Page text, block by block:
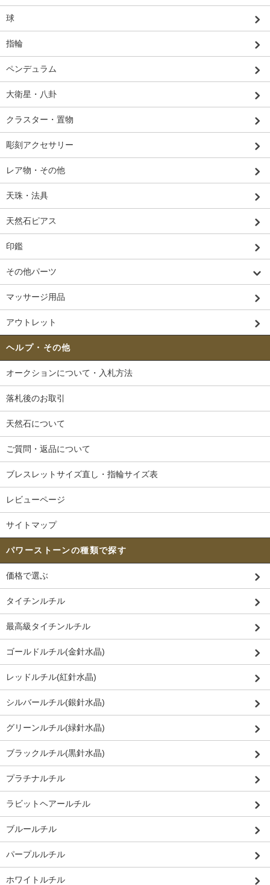
球
指輪
ペンデュラム
大衛星・八卦
クラスター・置物
彫刻アクセサリー
レア物・その他
天珠・法具
天然石ピアス
印鑑
その他パーツ
マッサージ用品
アウトレット
ヘルプ・その他
オークションについて・入札方法
落札後のお取引
天然石について
ご質問・返品について
ブレスレットサイズ直し・指輪サイズ表
レビューページ
サイトマップ
パワーストーンの種類で探す
価格で選ぶ
タイチンルチル
最高級タイチンルチル
ゴールドルチル(金針水晶)
レッドルチル(紅針水晶)
シルバールチル(銀針水晶)
グリーンルチル(緑針水晶)
ブラックルチル(黒針水晶)
プラチナルチル
ラビットヘアールチル
ブルールチル
パープルルチル
ホワイトルチル